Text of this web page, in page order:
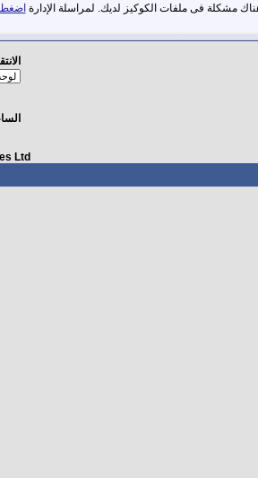
مشكلة فى ملفات الكوكيز لديك. لمراسلة الإدارة اضغط
Ltd.